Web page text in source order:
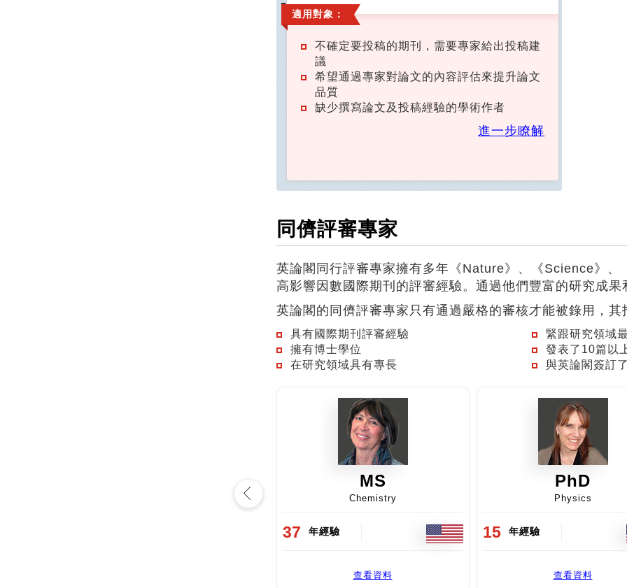
適用對象：
不確定要投稿的期刊，需要專家給出投稿建
議
希望通過專家對論文的內容評估來提升論文
品質
缺少撰寫論文及投稿經驗的學術作者
進一步瞭解
同儕評審專家
英論閣同行評審專家擁有多年《Nature》、《Science》、
高影響因數國際期刊的評審經驗。通過他們豐富的研究成果
英論閣的同儕評審專家只有通過嚴格的審核才能被錄用，其
具有國際期刊評審經驗
擁有博士學位
在研究領域具有專長
緊跟研究領域
發表了10篇以
與英論閣簽訂
PhD
Physics
15 年經驗
查看資料
PhD
Molecular Genetics
25 年經驗
查看資料